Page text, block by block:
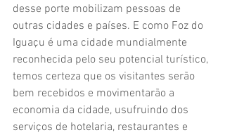
desse porte mobilizam pessoas de
outras cidades e países. E como Foz do
Iguaçu é uma cidade mundialmente
reconhecida pelo seu potencial turístico,
temos certeza que os visitantes serão
bem recebidos e movimentarão a
economia da cidade, usufruindo dos
serviços de hotelaria, restaurantes e